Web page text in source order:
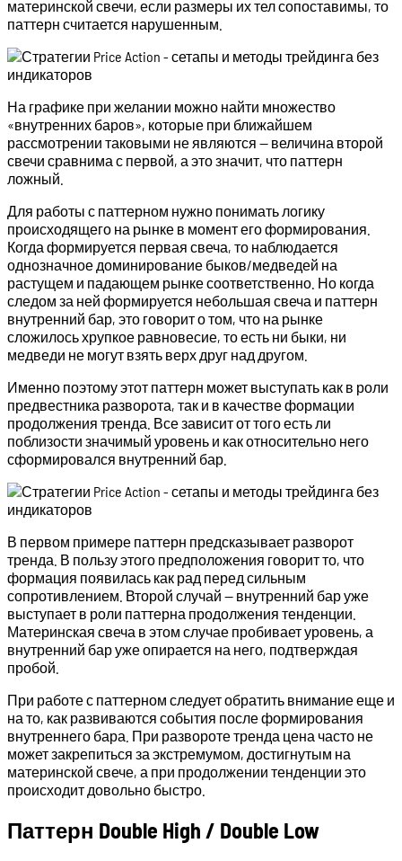
материнской свечи, если размеры их тел сопоставимы, то
паттерн считается нарушенным.
На графике при желании можно найти множество
«внутренних баров», которые при ближайшем
рассмотрении таковыми не являются — величина второй
свечи сравнима с первой, а это значит, что паттерн
ложный.
Для работы с паттерном нужно понимать логику
происходящего на рынке в момент его формирования.
Когда формируется первая свеча, то наблюдается
однозначное доминирование быков/медведей на
растущем и падающем рынке соответственно. Но когда
следом за ней формируется небольшая свеча и паттерн
внутренний бар, это говорит о том, что на рынке
сложилось хрупкое равновесие, то есть ни быки, ни
медведи не могут взять верх друг над другом.
Именно поэтому этот паттерн может выступать как в роли
предвестника разворота, так и в качестве формации
продолжения тренда. Все зависит от того есть ли
поблизости значимый уровень и как относительно него
сформировался внутренний бар.
В первом примере паттерн предсказывает разворот
тренда. В пользу этого предположения говорит то, что
формация появилась как рад перед сильным
сопротивлением. Второй случай — внутренний бар уже
выступает в роли паттерна продолжения тенденции.
Материнская свеча в этом случае пробивает уровень, а
внутренний бар уже опирается на него, подтверждая
пробой.
При работе с паттерном следует обратить внимание еще и
на то, как развиваются события после формирования
внутреннего бара. При развороте тренда цена часто не
может закрепиться за экстремумом, достигнутым на
материнской свече, а при продолжении тенденции это
происходит довольно быстро.
Паттерн Double High / Double Low